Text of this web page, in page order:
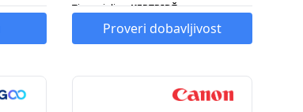
Tip grejalice:KERTRIDŽ
Tip radijatora:KERTRIDŽ
Tip šporeta:
Proveri dobavljivost